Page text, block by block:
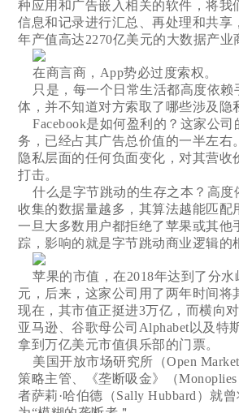
种应用和广告嵌入相关的软件，将我
信息和记录进行汇总、再处理和共享
年产值高达2270亿美元的大数据产业
在商言商，App势必过度索权。
只是，每一个日常生活都高度依赖
体，并不知道对方索取了哪些涉及隐
Facebook是如何盈利的？这家公司
务，已经占其广告总价值的一半左右
隐私层面的任何负面变化，对其营收
打击。
什么是字节跳动的生存之本？高度
收集的数据量越多，其算法越能匹配
一旦大多数用户都拒绝了苹果或其他
踪，影响的就是字节跳动商业逻辑的
苹果的市值，在2018年达到了分水
元，后来，这家公司用了两年时间将
现在，其市值正挺进3万亿，而横向
亚马逊、谷歌母公司Alphabet以及特
拿到万亿美元市值俱乐部的门票。
美国开放市场研究所（Open
策略主管、《垄断吸金》（
者萨莉·哈伯德（Sally Hubbard）就